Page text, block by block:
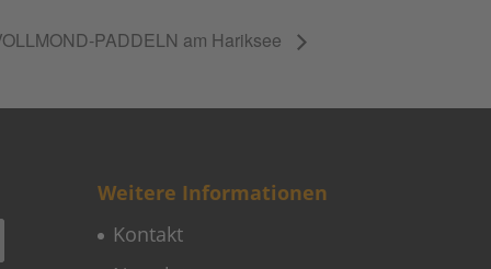
PADDELN am Hariksee
Weitere Informationen
Kontakt